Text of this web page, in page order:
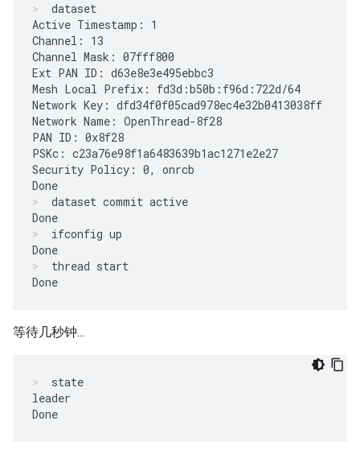
dataset
Active Timestamp: 1
Channel: 13
Channel Mask: 07fff800
Ext PAN ID: d63e8e3e495ebbc3
Mesh Local Prefix: fd3d:b50b:f96d:722d/64
Network Key: dfd34f0f05cad978ec4e32b0413038ff
Network Name: OpenThread-8f28
PAN ID: 0x8f28
PSKc: c23a76e98f1a6483639b1ac1271e2e27
Security Policy: 0, onrcb
dataset commit active
ifconfig up
thread start
等待几秒钟...
state
leader